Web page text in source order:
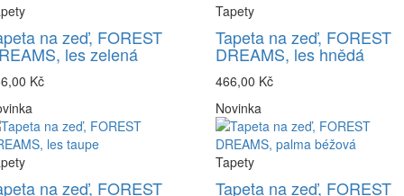
na zeď, FOREST
les zelená
Kč
Tapety
Tapeta na zeď, FOREST
DREAMS, les hnědá
466,00 Kč
na zeď, FOREST
Novinka
Tapety
Tapeta na zeď, FOREST